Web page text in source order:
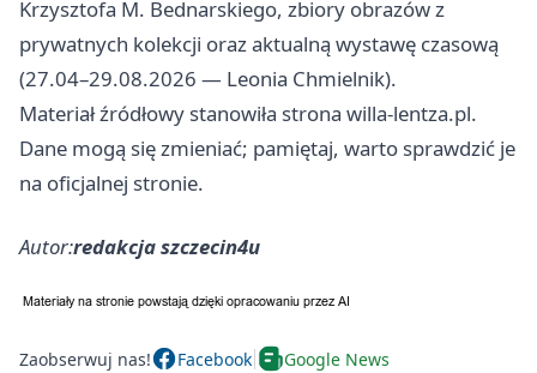
Krzysztofa M. Bednarskiego, zbiory obrazów z
prywatnych kolekcji oraz aktualną wystawę czasową
(27.04–29.08.2026 — Leonia Chmielnik).
Materiał źródłowy stanowiła strona willa-lentza.pl.
Dane mogą się zmieniać; pamiętaj, warto sprawdzić je
na oficjalnej stronie.
Autor:redakcja szczecin4u
Zaobserwuj nas! Facebook Google News